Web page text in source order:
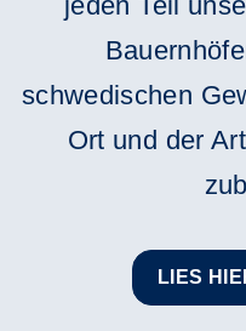
schwedischen
Ort und der
LIES